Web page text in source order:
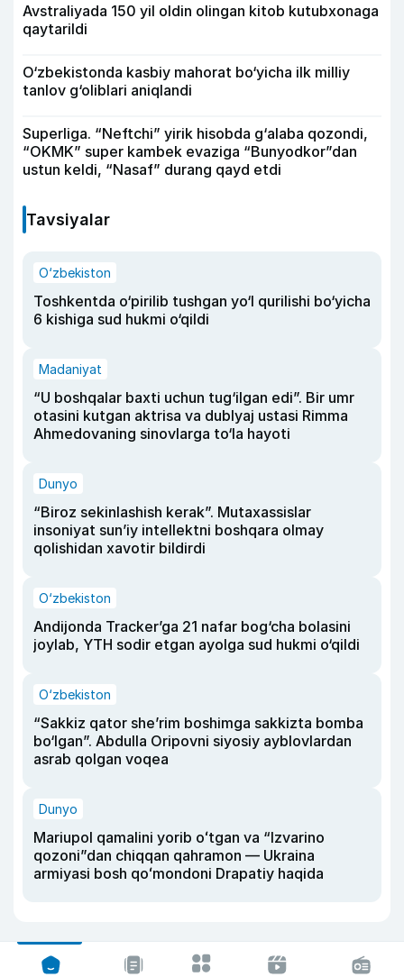
Avstraliyada 150 yil oldin olingan kitob kutubxonaga
qaytarildi
O‘zbekistonda kasbiy mahorat bo‘yicha ilk milliy
tanlov g‘oliblari aniqlandi
Superliga. “Neftchi” yirik hisobda g‘alaba qozondi,
“OKMK” super kambek evaziga “Bunyodkor”dan
ustun keldi, “Nasaf” durang qayd etdi
Tavsiyalar
O‘zbekiston
Toshkentda o‘pirilib tushgan yo‘l qurilishi bo‘yicha
6 kishiga sud hukmi o‘qildi
Madaniyat
“U boshqalar baxti uchun tug‘ilgan edi”. Bir umr
otasini kutgan aktrisa va dublyaj ustasi Rimma
Ahmedovaning sinovlarga to‘la hayoti
Dunyo
“Biroz sekinlashish kerak”. Mutaxassislar
insoniyat sun’iy intellektni boshqara olmay
qolishidan xavotir bildirdi
O‘zbekiston
Andijonda Tracker’ga 21 nafar bog‘cha bolasini
joylab, YTH sodir etgan ayolga sud hukmi o‘qildi
O‘zbekiston
“Sakkiz qator she’rim boshimga sakkizta bomba
bo‘lgan”. Abdulla Oripovni siyosiy ayblovlardan
asrab qolgan voqea
Dunyo
Mariupol qamalini yorib oʻtgan va “Izvarino
qozoni”dan chiqqan qahramon — Ukraina
armiyasi bosh qoʻmondoni Drapatiy haqida